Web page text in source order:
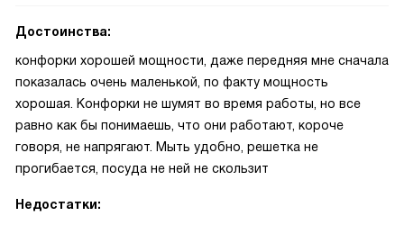
Достоинства:
конфорки хорошей мощности, даже передняя мне сначала
показалась очень маленькой, по факту мощность
хорошая. Конфорки не шумят во время работы, но все
равно как бы понимаешь, что они работают, короче
говоря, не напрягают. Мыть удобно, решетка не
прогибается, посуда не ней не скользит
Недостатки: